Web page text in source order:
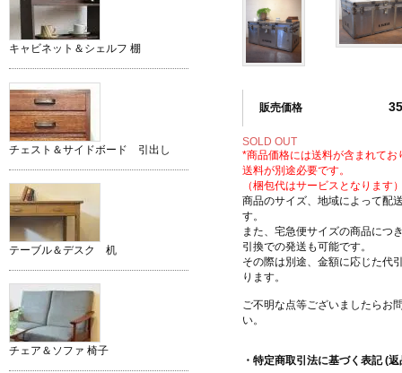
販売価格
SOLD OUT
*商品価格には送料が含まれてお
送料が別途必要です。
（梱包代はサービスとなります
商品のサイズ、地域によって配
す。
また、宅急便サイズの商品につ
引換での発送も可能です。
その際は別途、金額に応じた代
ります。
ご不明な点等ございましたらお
い。
・特定商取引法に基づく表記 (
キャビネット＆シェルフ 棚
チェスト＆サイドボード 引出し
テーブル＆デスク 机
チェア＆ソファ 椅子